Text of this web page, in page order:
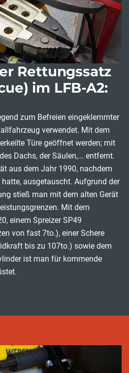
Rettungssatz
im LFB-A2:
zum Befreien eingeklemmter
verwendet. Mit dem
Türe geöffnet werden; mit
Dachs, der Säulen,... entfernt.
aus dem Jahr 1990, nachdem
ausgetauscht. Aufgrund der
stieß man mit dem alten Gerät
Mit dem
einem Spreizer SP49
von fast 7to.), einer Schere
bis zu 107to.) sowie dem
ist man für kommende